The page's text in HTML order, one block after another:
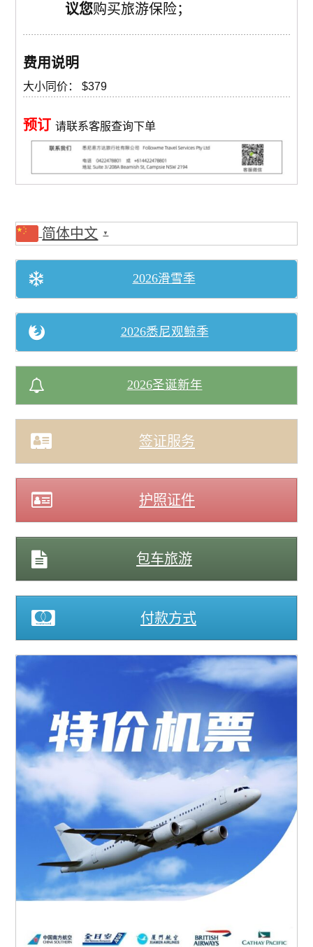
议您购买旅游保险；
费用说明
大小同价： $379
预订 请联系客服查询下单
简体中文 ▼
2026滑雪季
2026悉尼观鲸季
2026圣诞新年
签证服务
护照证件
包车旅游
付款方式